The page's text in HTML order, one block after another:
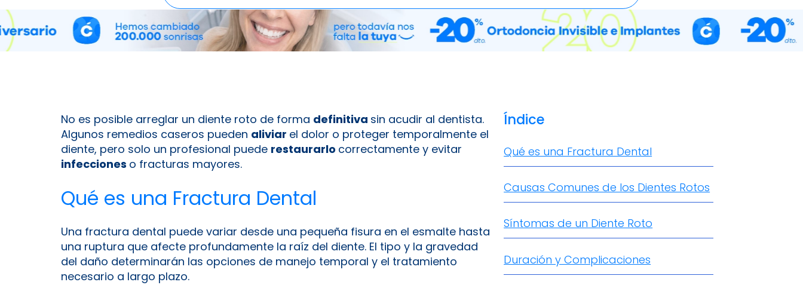
No es posible arreglar un diente roto de forma definitiva sin acudir al dentista.
Algunos remedios caseros pueden aliviar el dolor o proteger temporalmente el
diente, pero solo un profesional puede restaurarlo correctamente y evitar
infecciones o fracturas mayores.
Qué es una Fractura Dental
Una fractura dental puede variar desde una pequeña fisura en el esmalte hasta
una ruptura que afecte profundamente la raíz del diente. El tipo y la gravedad
del daño determinarán las opciones de manejo temporal y el tratamiento
necesario a largo plazo.
Índice
Qué es una Fractura Dental
Causas Comunes de los Dientes Rotos
Síntomas de un Diente Roto
Duración y Complicaciones